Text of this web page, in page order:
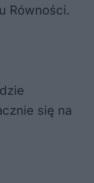
Równości.
się na